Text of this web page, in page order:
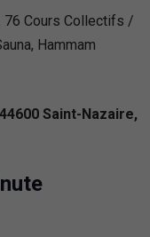
Saint-Nazaire,